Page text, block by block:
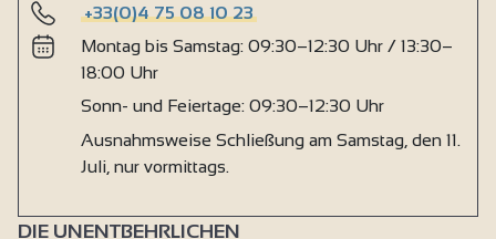
+33(0)4 75 08 10 23
Montag bis Samstag: 09:30–12:30 Uhr / 13:30–
18:00 Uhr
Sonn- und Feiertage: 09:30–12:30 Uhr
Ausnahmsweise Schließung am Samstag, den 11.
Juli, nur vormittags.
DIE UNENTBEHRLICHEN